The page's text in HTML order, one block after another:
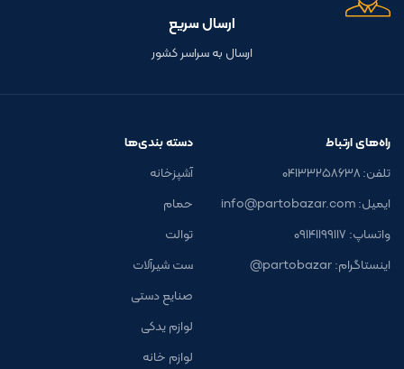
ارسال سریع
ارسال به سراسر کشور
راه‌های ارتباط
تلفن: ۰۴۱۳۳۲۵۸۶۳۸
ایمیل: info@partobazar.com
واتساپ: ۰۹۱۴۱۱۹۹۱۱۷
اینستاگرام: partobazar@
دسته بندی‌ها
آشپزخانه
حمام
توالت
ست شیرآلات
صنایع دستی
لوازم یدکی
لوازم خانه